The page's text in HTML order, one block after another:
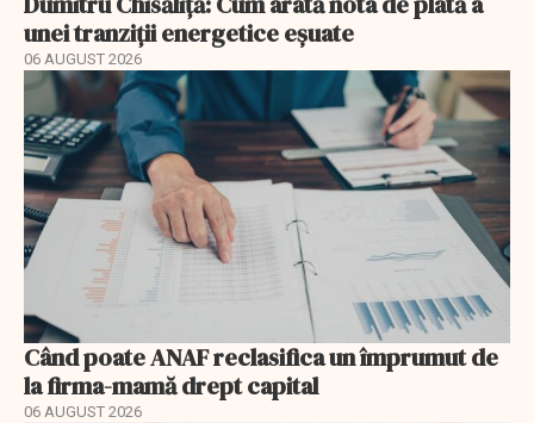
unei tranziții energetice eșuate
06 AUGUST 2026
Când poate ANAF reclasifica un împrumut de
la firma-mamă drept capital
06 AUGUST 2026